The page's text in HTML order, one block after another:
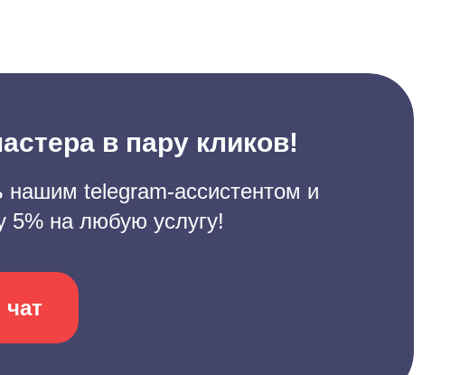
в пару кликов!
нашим telegram-ассистентом и
5% на любую услугу!